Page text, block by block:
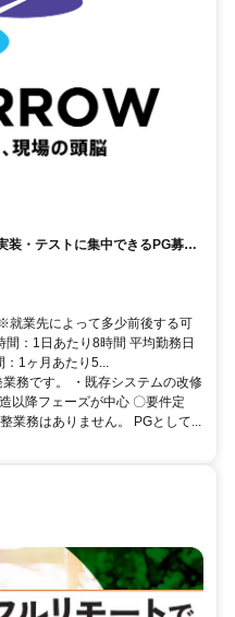
装・テストに集中できるPG募集
業先によって多少前後する可
：1日あたり8時間 平均勤務日
：1ヶ月あたり5...
務です。 ・既存システムの改修
以降フェーズが中心 〇要件定
業務はありません。 PGとして...